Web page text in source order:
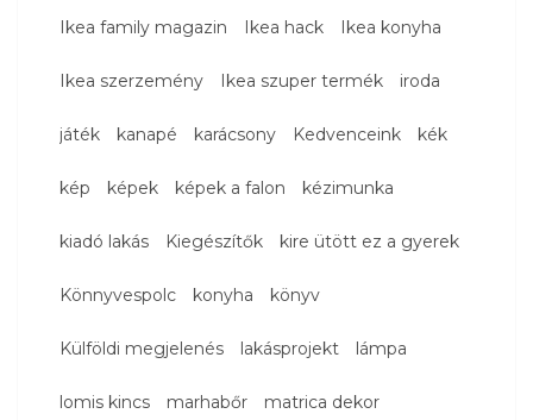
Ikea family magazin Ikea hack Ikea konyha
Ikea szerzemény Ikea szuper termék iroda
játék kanapé karácsony Kedvenceink kék
kép képek képek a falon kézimunka
kiadó lakás Kiegészítők kire ütött ez a gyerek
Könnyvespolc konyha könyv
Külföldi megjelenés lakásprojekt lámpa
lomis kincs marhabőr matrica dekor